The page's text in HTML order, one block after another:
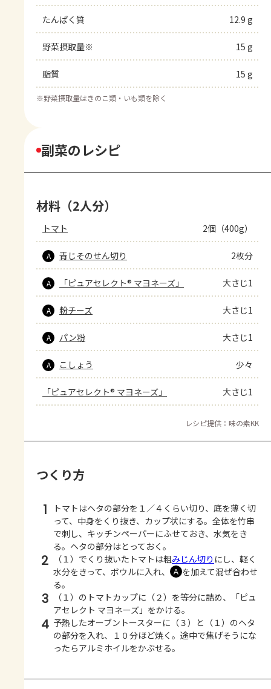
たんぱく質 12.9 g
野菜摂取量※ 15 g
脂質 15 g
※野菜摂取量はきのこ類・いも類を除く
副菜のレシピ
材料（2人分）
トマト 2個（400g）
A 青じそのせん切り 2枚分
A 「ピュアセレクト® マヨネーズ」 大さじ1
A 粉チーズ 大さじ1
A パン粉 大さじ1
A こしょう 少々
「ピュアセレクト® マヨネーズ」 大さじ1
レシピ提供：味の素KK
つくり方
1
トマトはヘタの部分を１／４くらい切り、底を薄く切
って、中身をくり抜き、カップ状にする。全体を竹串
で刺し、キッチンペーパーにふせておき、水気をき
る。ヘタの部分はとっておく。
2 （１）でくり抜いたトマトは粗みじん切り にし、軽く
水分をきって、ボウルに入れ、
Ａ を加えて混ぜ合わせ
る。
3
（１）のトマトカップに（２）を等分に詰め、「ピュ
アセレクト マヨネーズ」をかける。
4 予熱したオーブントースターに（３）と（１）のヘタ
の部分を入れ、１０分ほど焼く。途中で焦げそうにな
ったらアルミホイルをかぶせる。